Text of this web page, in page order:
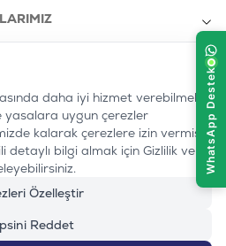
7000 212
%100 MUTLU
MÜŞTERI HATTI
daha iyi hizmet verebilmek
yasalara uygun çerezler
kalarak çerezlere izin vermiş
detaylı bilgi almak için Gizlilik ve
Özelleştir
Reddet